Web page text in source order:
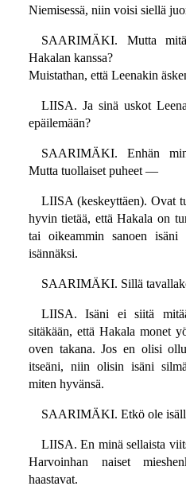
Niemisessä, niin voisi siellä
SAARIMÄKI. Mutta
Hakalan kanssa?
Muistathan, että Leenakin
LIISA. Ja sinä uskot
epäilemään?
SAARIMÄKI. Enhän
Mutta tuollaiset puheet —
LIISA (keskeyttäen). Ovat
hyvin tietää, että Hakala on
tai oikeammin sanoen isäni
isännäksi.
SAARIMÄKI. Sillä
LIISA. Isäni ei siitä
sitäkään, että Hakala monet
oven takana. Jos en olisi
itseäni, niin olisin isäni
miten hyvänsä.
SAARIMÄKI. Etkö ole
LIISA. En minä sellaista
Harvoinhan naiset
haastavat.